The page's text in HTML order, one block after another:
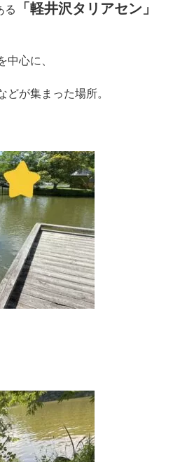
る 「軽井沢タリアセン」
中心に、
どが集まった場所。